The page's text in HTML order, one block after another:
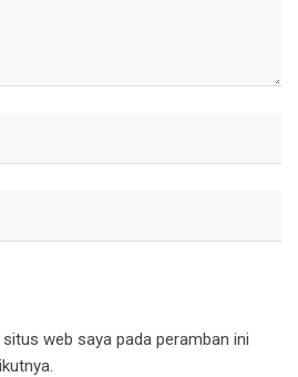
web saya pada peramban ini